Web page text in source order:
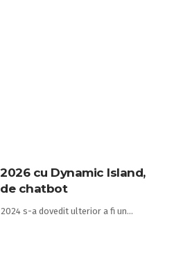
cu Dynamic Island,
chatbot
s-a dovedit ulterior a fi un…